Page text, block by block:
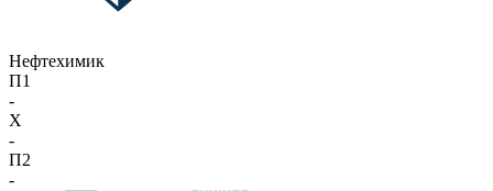
Нефтехимик
П1
-
X
-
П2
-